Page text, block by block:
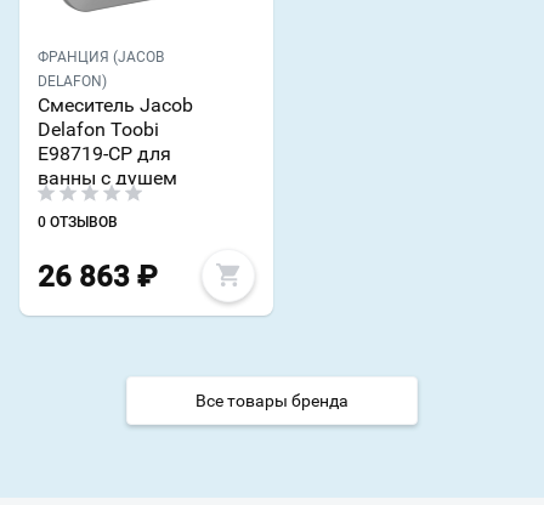
ФРАНЦИЯ (JACOB
DELAFON)
Смеситель Jacob
Delafon Toobi
E98719-CP для
ванны с душем
0 ОТЗЫВОВ
26 863 ₽
Все товары бренда